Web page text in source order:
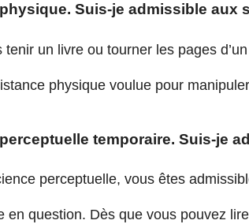
Suis-je admissible aux
un livre ou tourner les pages
physique voulue pour
temporaire. Suis-je
perceptuelle, vous êtes
en question. Dès que vous pouvez